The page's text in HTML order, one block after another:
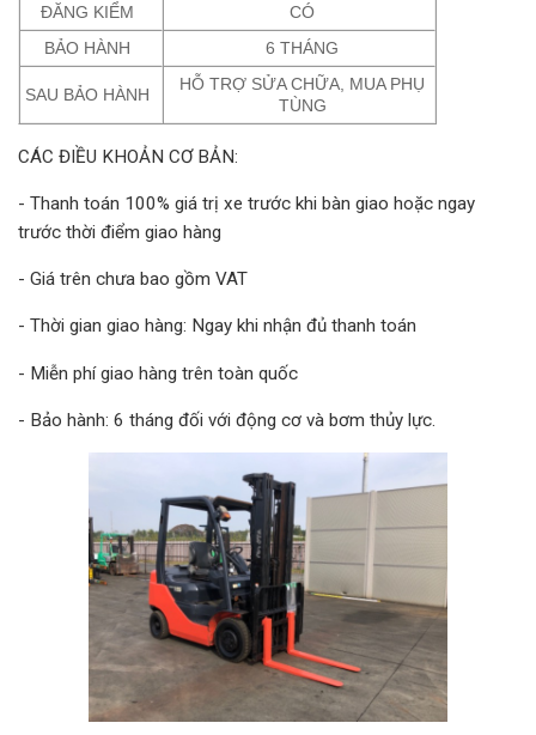
ĐĂNG KIỂM
CÓ
BẢO HÀNH
6 THÁNG
SAU BẢO HÀNH
HỖ TRỢ SỬA CHỮA, MUA PHỤ
TÙNG
CÁC ĐIỀU KHOẢN CƠ BẢN:
- Thanh toán 100% giá trị xe trước khi bàn giao hoặc ngay
trước thời điểm giao hàng
- Giá trên chưa bao gồm VAT
- Thời gian giao hàng: Ngay khi nhận đủ thanh toán
- Miễn phí giao hàng trên toàn quốc
- Bảo hành: 6 tháng đối với động cơ và bơm thủy lực.